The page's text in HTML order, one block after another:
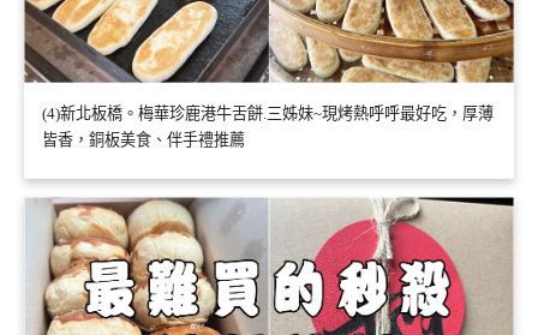
(4)新北板橋。梅華珍鹿港牛舌餅.三姊妹~現烤熱呼呼最好吃，厚薄
皆香，銅板美食、伴手禮推薦